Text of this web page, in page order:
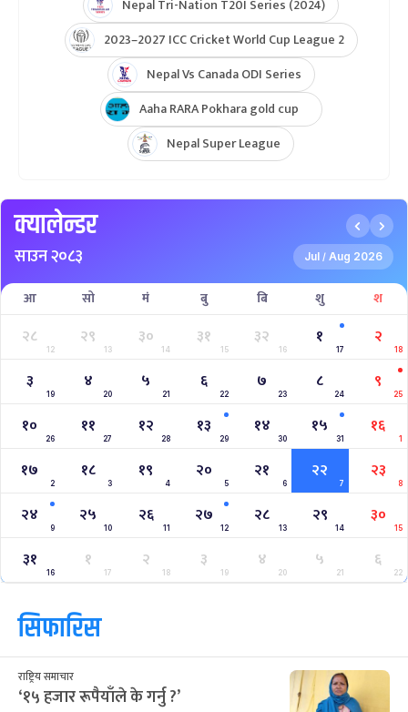
Nepal Tri-Nation T20I Series (2024)
2023–2027 ICC Cricket World Cup League 2
Nepal Vs Canada ODI Series
Aaha RARA Pokhara gold cup
Nepal Super League
क्यालेन्डर
साउन २०८३ Jul / Aug 2026
आ सो मं बु बि शु श
२८
12
२९
13
३०
14
३१
15
३२
16
१
17
२
18
३
19
४
20
५
21
६
22
७
23
८
24
९
25
१०
26
११
27
१२
28
१३
29
१४
30
१५
31
१६
1
१७
2
१८
3
१९
4
२०
5
२१
6
२२
7
२३
8
२४
9
२५
10
२६
11
२७
12
२८
13
२९
14
३०
15
३१
16
१
17
२
18
३
19
४
20
५
21
६
22
सिफारिस
राष्ट्रिय समाचार
‘१५ हजार रूपैयाँले के गर्नु ?’